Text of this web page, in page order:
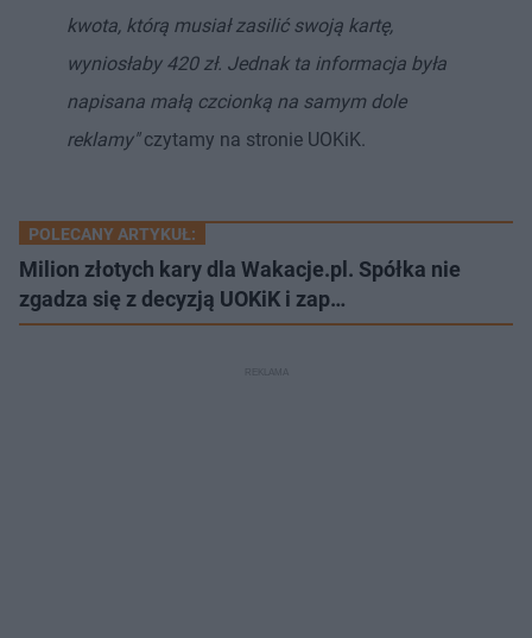
kwota, którą musiał zasilić swoją kartę,
wyniosłaby 420 zł. Jednak ta informacja była
napisana małą czcionką na samym dole
reklamy"czytamy na stronie UOKiK.
POLECANY ARTYKUŁ:
Milion złotych kary dla Wakacje.pl. Spółka nie
zgadza się z decyzją UOKiK i zap…